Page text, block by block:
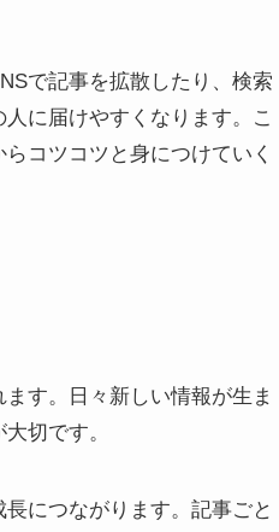
で記事を拡散したり、検索
に届けやすくなります。こ
コツコツと身につけていく
す。日々新しい情報が生ま
切です。
につながります。記事ごと